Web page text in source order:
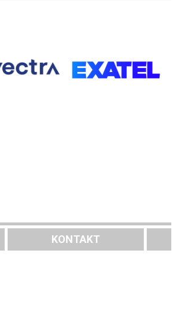
KONTAKT